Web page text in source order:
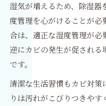
湿気が増えるため、除湿器
度管理を心がけることが
合は、適正な湿度管理が必
逆にカビの発生が促され
です。
清潔な生活習慣もカビ対
りは汚れがこびりつきや